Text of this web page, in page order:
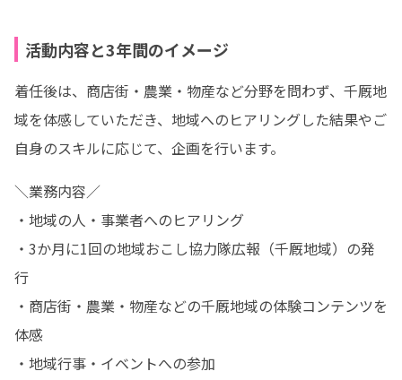
活動内容と3年間のイメージ
着任後は、商店街・農業・物産など分野を問わず、千厩地
域を体感していただき、地域へのヒアリングした結果やご
自身のスキルに応じて、企画を行います。
＼業務内容／
・地域の人・事業者へのヒアリング
・3か月に1回の地域おこし協力隊広報（千厩地域）の発
行
・商店街・農業・物産などの千厩地域の体験コンテンツを
体感
・地域行事・イベントへの参加